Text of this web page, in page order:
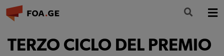
LA FONDAZIONE
TERZO CICLO DEL PREMIO